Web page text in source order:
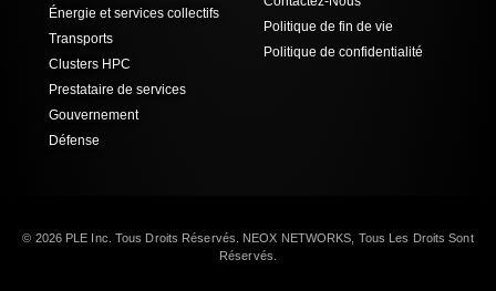
Énergie et services collectifs
Transports
Clusters HPC
Prestataire de services
Gouvernement
Défense
Politique de fin de vie
Politique de confidentialité
© 2026 PLE Inc. Tous Droits Réservés. NEOX NETWORKS, Tous Les Droits Sont
Réservés.